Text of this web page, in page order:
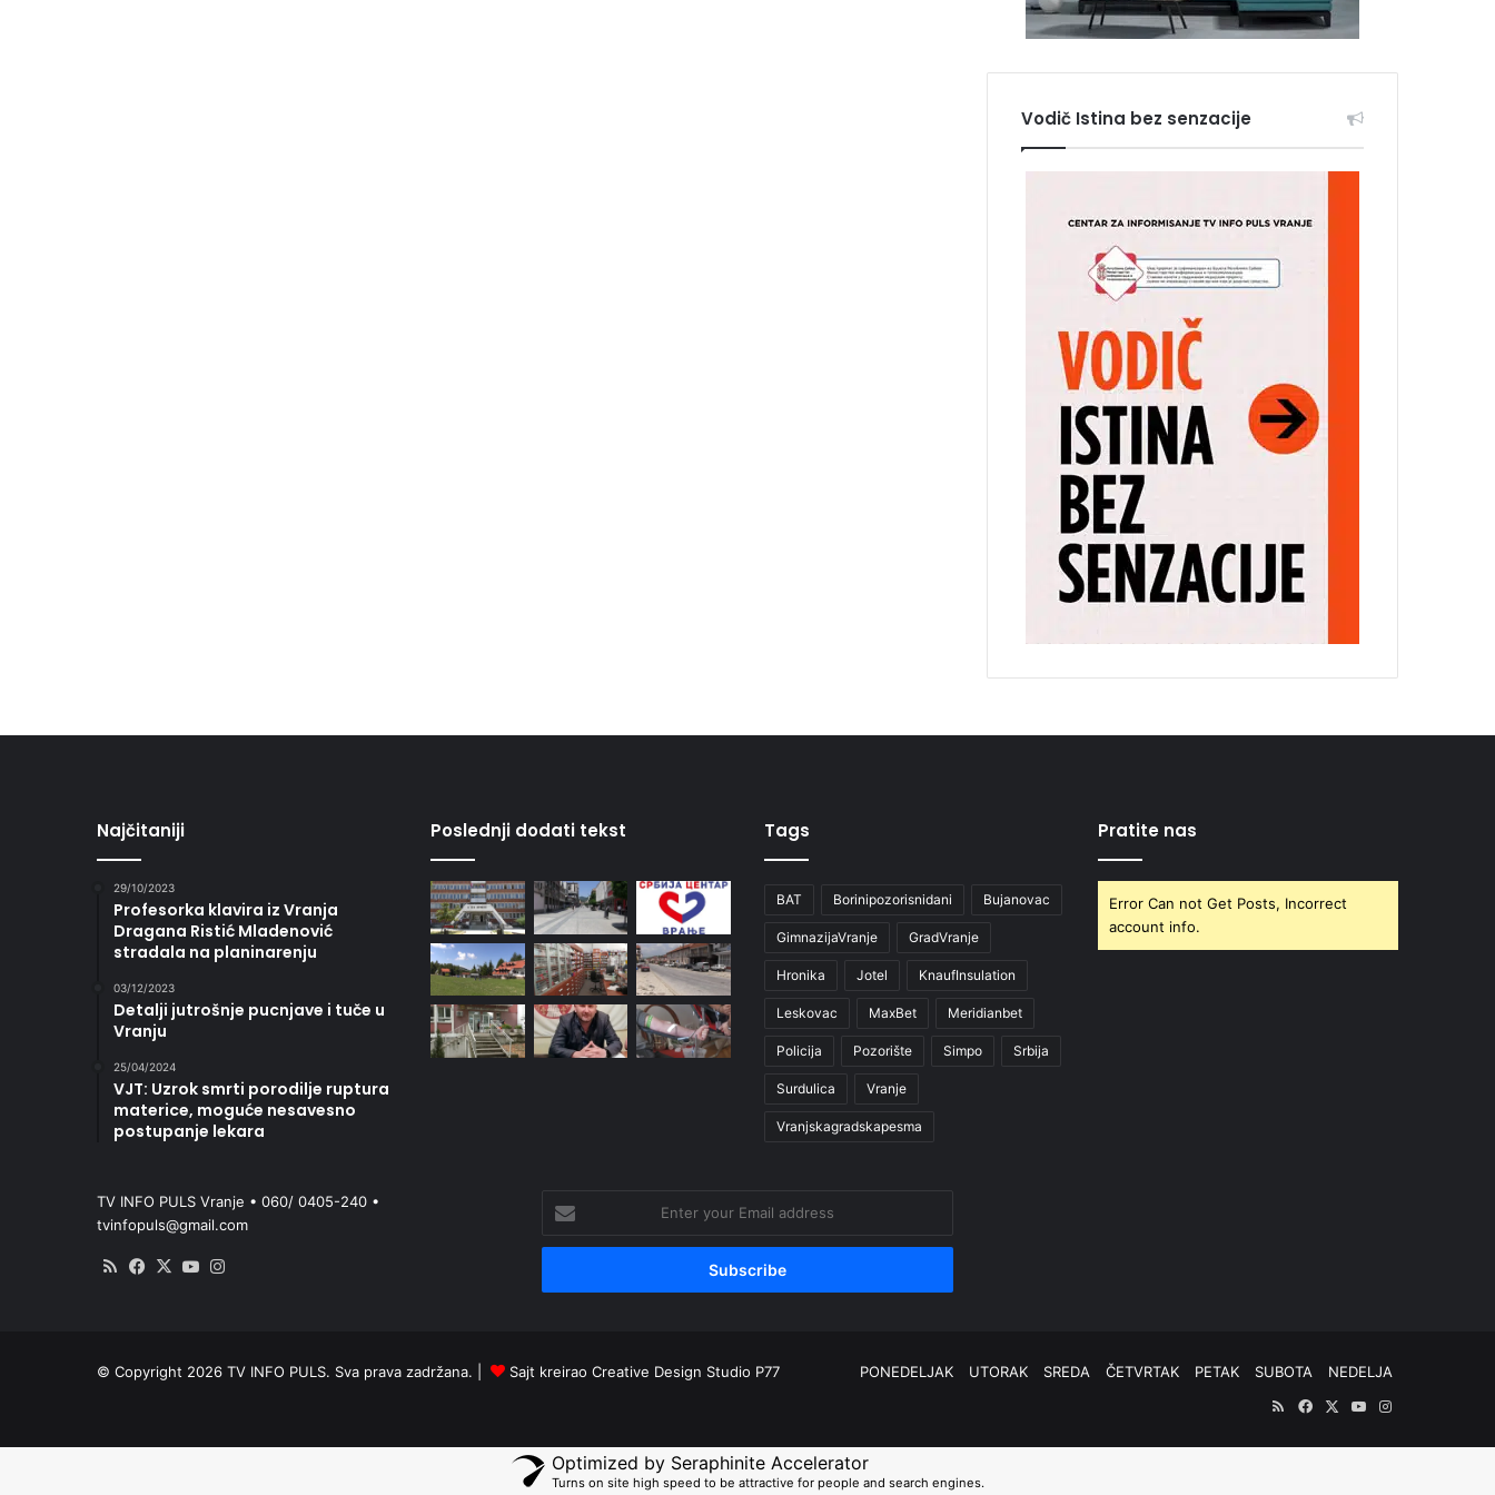
Vodič Istina bez senzacije
Najčitaniji
29/10/2023
Profesorka klavira iz Vranja
Dragana Ristić Mladenović
stradala na planinarenju
03/12/2023
Detalji jutrošnje pucnjave i tuče u
Vranju
25/04/2024
VJT: Uzrok smrti porodilje ruptura
materice, moguće nesavesno
postupanje lekara
Poslednji dodati tekst Tags
BAT Borinipozorisnidani Bujanovac
GimnazijaVranje GradVranje
Hronika Jotel KnaufInsulation
Leskovac MaxBet Meridianbet
Policija Pozorište Simpo Srbija
Surdulica Vranje
Vranjskagradskapesma
Pratite nas
Error Can not Get Posts, Incorrect
account info.
TV INFO PULS Vranje • 060/ 0405-240 •
tvinfopuls@gmail.com
RSS Facebook
X YouTube
your
Email
© Copyright 2026 TV INFO PULS. Sva prava zadržana. | Sajt kreirao Creative Design Studio P77 PONEDELJAK UTORAK SREDA ČETVRTAK PETAK SUBOTA
NEDELJA
RSSFacebook
X YouTubeInstagram
Optimized by Seraphinite Accelerator
Turns on site high speed to be attractive for people and search engines.